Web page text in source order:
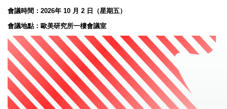
會議時間： 2026年 10 月 2 日（星期五）
會議地點：歐美研究所一樓會議室